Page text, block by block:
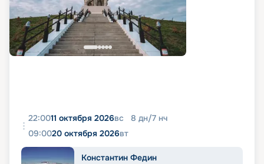
22:0011 октября 2026вс 8 дн/7 нч
09:0020 октября 2026вт
Константин Федин